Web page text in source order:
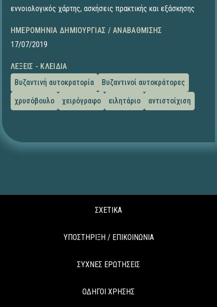
εννοιολογικός χάρτης, ασκήσεις πρακτικής και εξάσκησης
ΗΜΕΡΟΜΗΝΊΑ ΔΗΜΙΟΥΡΓΊΑΣ / ΑΝΑΒΆΘΜΙΣΗΣ
17/07/2019
ΛΈΞΕΙΣ - ΚΛΕΙΔΙΆ
Βυζαντινή αυτοκρατορία
Βυζαντινοί αυτοκράτορες
χρυσόβουλο
χειρόγραφο ειλητάριο αντιστοίχιση
ΣΧΕΤΙΚΑ
ΥΠΟΣΤΗΡΙΞΗ / ΕΠΙΚΟΙΝΩΝΙΑ
ΣΥΧΝΕΣ ΕΡΩΤΗΣΕΙΣ
ΟΔΗΓΟΙ ΧΡΗΣΗΣ